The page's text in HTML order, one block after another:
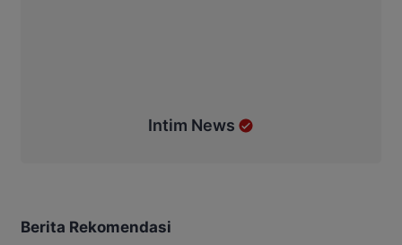
Intim News
Berita Rekomendasi